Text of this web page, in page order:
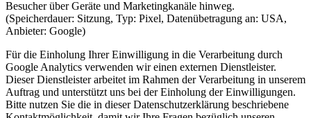
Besucher über Geräte und Marketingkanäle hinweg.
(Speicherdauer: Sitzung, Typ: Pixel, Datenübetragung an: USA,
Anbieter: Google)
Für die Einholung Ihrer Einwilligung in die Verarbeitung durch
Google Analytics verwenden wir einen externen Dienstleister.
Dieser Dienstleister arbeitet im Rahmen der Verarbeitung in unserem
Auftrag und unterstützt uns bei der Einholung der Einwilligungen.
Bitte nutzen Sie die in dieser Datenschutzerklärung beschriebene